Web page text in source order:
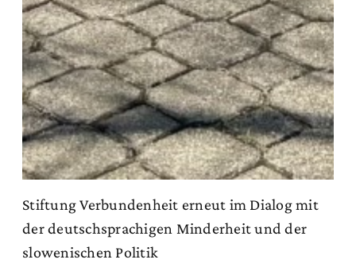
Stiftung Verbundenheit erneut im Dialog mit
der deutschsprachigen Minderheit und der
slowenischen Politik